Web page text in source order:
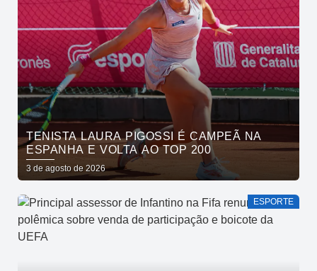
TENISTA LAURA PIGOSSI É CAMPEÃ NA
ESPANHA E VOLTA AO TOP 200
3 de agosto de 2026
ESPORTE